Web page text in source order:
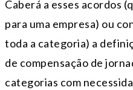
Caberá a esses acordos
para uma empresa) ou
toda a categoria) a
de compensação de
categorias com